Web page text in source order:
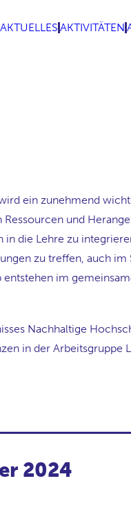
AKTUELLES AKTIVITÄTEN
ein zunehmend
und
in die Lehre zu
zu treffen, auch
im
Nachhaltige
in der Arbeitsgruppe
2024